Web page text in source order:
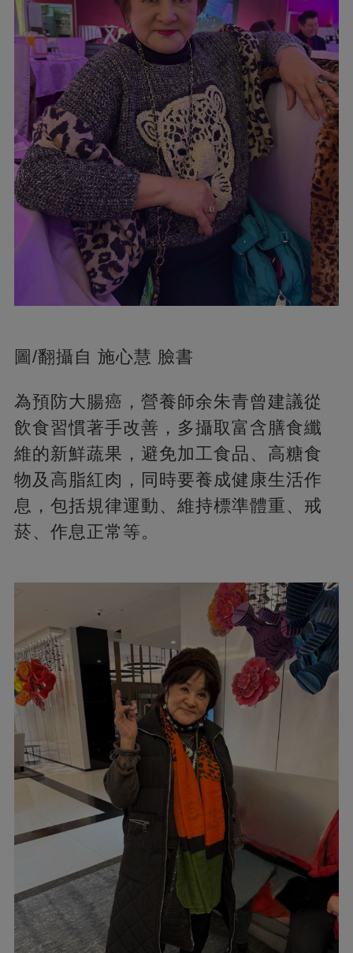
圖/翻攝自 施心慧 臉書
為預防大腸癌，營養師余朱青曾建議從
飲食習慣著手改善，多攝取富含膳食纖
維的新鮮蔬果，避免加工食品、高糖食
物及高脂紅肉，同時要養成健康生活作
息，包括規律運動、維持標準體重、戒
菸、作息正常等。